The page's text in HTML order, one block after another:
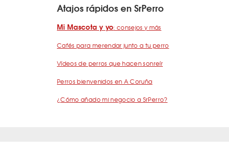
Atajos rápidos en SrPerro
Mi Mascota y yo: consejos y más
Cafés para merendar junto a tu perro
Vídeos de perros que hacen sonreír
Perros bienvenidos en A Coruña
¿Cómo añado mi negocio a SrPerro?